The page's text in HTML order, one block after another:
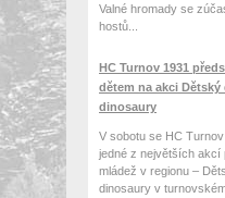
Valné hromady se
hostů...
HC Turnov 1931
dětem na akci Dětský
dinosaury
V sobotu se HC
jedné z největších akcí
mládež v regionu –
dinosaury v